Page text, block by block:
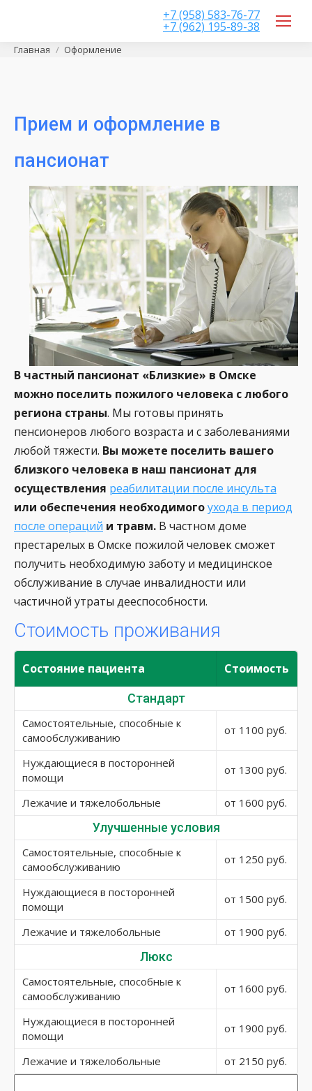
+7 (958) 583-76-77
+7 (962) 195-89-38
Вы здесь:
Главная Оформление
Прием и оформление в
пансионат
В частный пансионат «Близкие» в Омске
можно поселить пожилого человека с любого
региона страны. Мы готовы принять
пенсионеров любого возраста и с заболеваниями
любой тяжести. Вы можете поселить вашего
близкого человека в наш пансионат для
осуществления реабилитации после инсульта
или обеспечения необходимогоухода в период
после операций и травм. В частном доме
престарелых в Омске пожилой человек сможет
получить необходимую заботу и медицинское
обслуживание в случае инвалидности или
частичной утраты дееспособности.
Стоимость проживания
Состояние пациента Стоимость
Стандарт
Самостоятельные, способные к
самообслуживанию
от 1100 руб.
Нуждающиеся в посторонней
помощи
от 1300 руб.
Лежачие и тяжелобольные от 1600 руб.
Улучшенные условия
Самостоятельные, способные к
самообслуживанию
от 1250 руб.
Нуждающиеся в посторонней
помощи
от 1500 руб.
Лежачие и тяжелобольные от 1900 руб.
Люкс
Самостоятельные, способные к
самообслуживанию
от 1600 руб.
Нуждающиеся в посторонней
помощи
от 1900 руб.
Лежачие и тяжелобольные от 2150 руб.